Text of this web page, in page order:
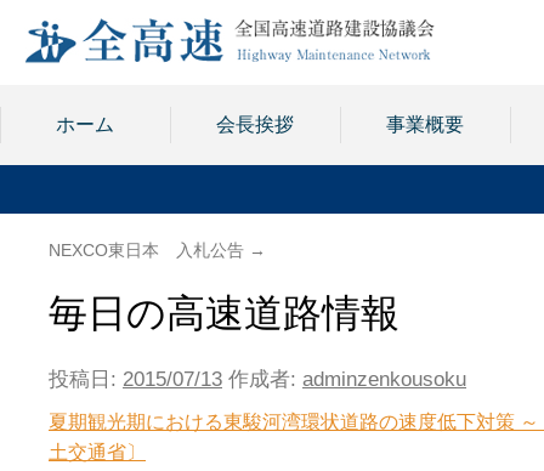
ホーム 会長挨拶 事業概要
NEXCO東日本 入札公告 →
毎日の高速道路情報
投稿日: 2015/07/13 作成者: adminzenkousoku
夏期観光期における東駿河湾環状道路の速度低下対策
土交通省〕